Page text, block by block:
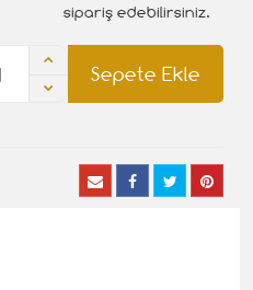
sipariş edebilirsiniz.
Sepete Ekle